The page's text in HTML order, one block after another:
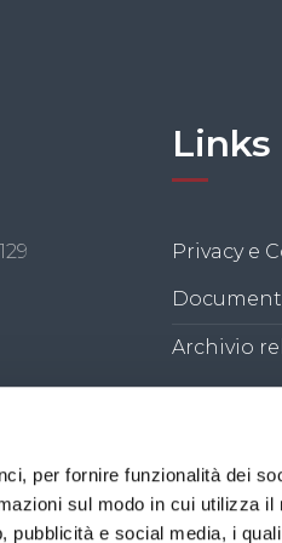
per fornire funzionalità dei
sul modo in cui utilizza il
e social media, i
Links
Privacy e
Archivio
Istituto Don Calabria -